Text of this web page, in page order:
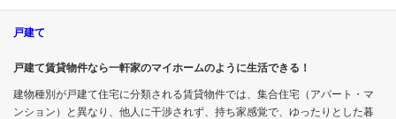
戸建て
戸建て賃貸物件なら一軒家のマイホームのように生活できる！
建物種別が戸建て住宅に分類される賃貸物件では、集合住宅（アパート・マ
ンション）と異なり、他人に干渉されず、持ち家感覚で、ゆったりとした暮